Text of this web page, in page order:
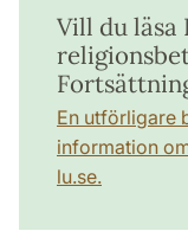
Vill du läsa
En utförligare
information
lu.se.